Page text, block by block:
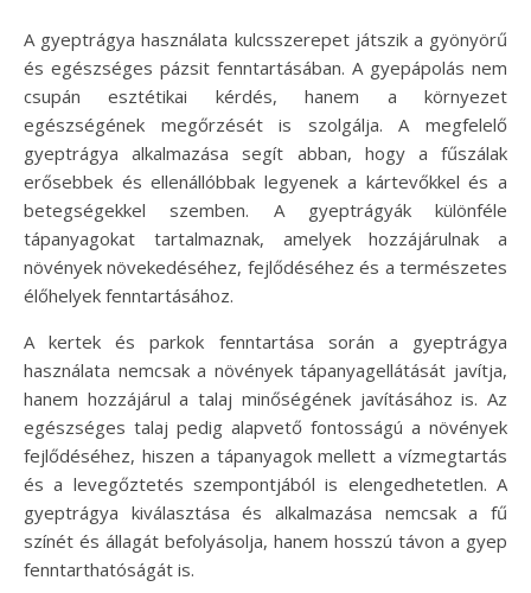
A gyeptrágya használata kulcsszerepet játszik a gyönyörű
és egészséges pázsit fenntartásában. A gyepápolás nem
csupán esztétikai kérdés, hanem a környezet
egészségének megőrzését is szolgálja. A megfelelő
gyeptrágya alkalmazása segít abban, hogy a fűszálak
erősebbek és ellenállóbbak legyenek a kártevőkkel és a
betegségekkel szemben. A gyeptrágyák különféle
tápanyagokat tartalmaznak, amelyek hozzájárulnak a
növények növekedéséhez, fejlődéséhez és a természetes
élőhelyek fenntartásához.
A kertek és parkok fenntartása során a gyeptrágya
használata nemcsak a növények tápanyagellátását javítja,
hanem hozzájárul a talaj minőségének javításához is. Az
egészséges talaj pedig alapvető fontosságú a növények
fejlődéséhez, hiszen a tápanyagok mellett a vízmegtartás
és a levegőztetés szempontjából is elengedhetetlen. A
gyeptrágya kiválasztása és alkalmazása nemcsak a fű
színét és állagát befolyásolja, hanem hosszú távon a gyep
fenntarthatóságát is.